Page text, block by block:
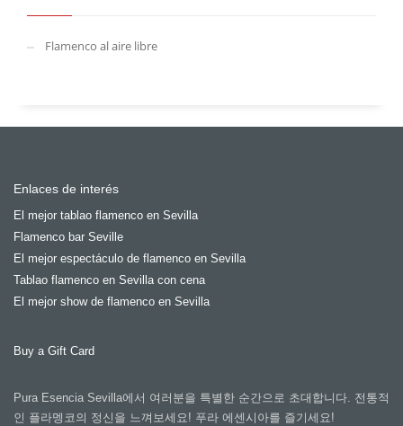
Flamenco al aire libre
Enlaces de interés
El mejor tablao flamenco en Sevilla
Flamenco bar Seville
El mejor espectáculo de flamenco en Sevilla
Tablao flamenco en Sevilla con cena
El mejor show de flamenco en Sevilla
Buy a Gift Card
Pura Esencia Sevilla에서 여러분을 특별한 순간으로 초대합니다. 전통적
인 플라멩코의 정신을 느껴보세요! 푸라 에센시아를 즐기세요!